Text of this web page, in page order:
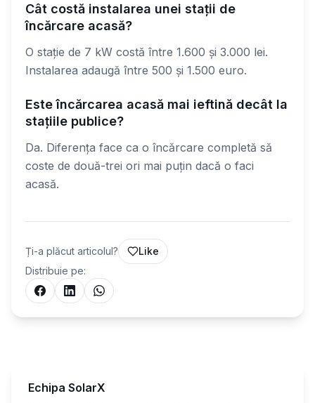
Cât costă instalarea unei stații de
încărcare acasă?
O stație de 7 kW costă între 1.600 și 3.000 lei.
Instalarea adaugă între 500 și 1.500 euro.
Este încărcarea acasă mai ieftină decât la
stațiile publice?
Da. Diferența face ca o încărcare completă să
coste de două-trei ori mai puțin dacă o faci
acasă.
Ți-a plăcut articolul?
Like
Distribuie pe:
Echipa SolarX